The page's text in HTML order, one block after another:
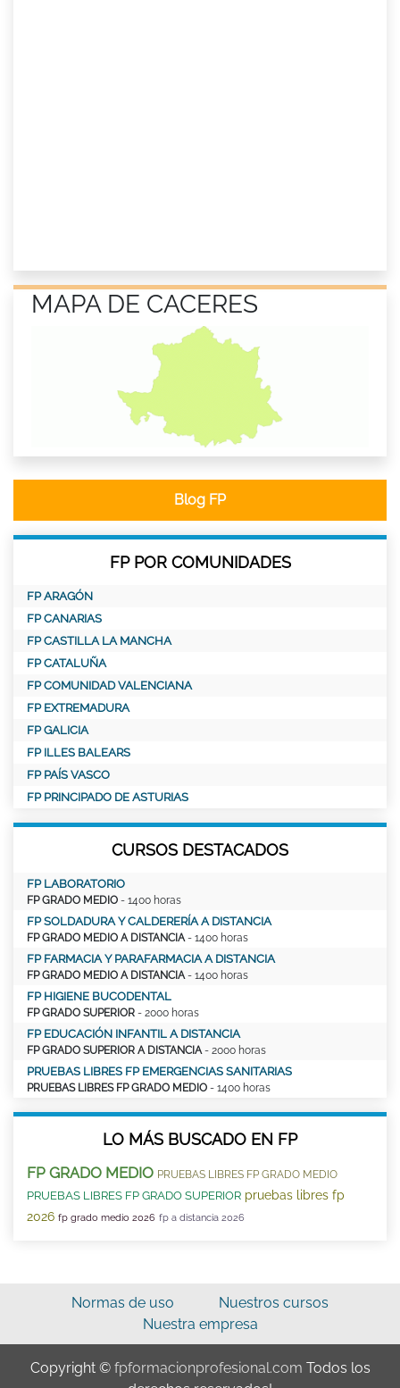
MAPA DE CACERES
Blog FP
FP POR COMUNIDADES
FP ARAGÓN
FP CANARIAS
FP CASTILLA LA MANCHA
FP CATALUÑA
FP COMUNIDAD VALENCIANA
FP EXTREMADURA
FP GALICIA
FP ILLES BALEARS
FP PAÍS VASCO
FP PRINCIPADO DE ASTURIAS
CURSOS DESTACADOS
FP LABORATORIO
FP GRADO MEDIO - 1400 horas
FP SOLDADURA Y CALDERERÍA A DISTANCIA
FP GRADO MEDIO A DISTANCIA - 1400 horas
FP FARMACIA Y PARAFARMACIA A DISTANCIA
FP GRADO MEDIO A DISTANCIA - 1400 horas
FP HIGIENE BUCODENTAL
FP GRADO SUPERIOR - 2000 horas
FP EDUCACIÓN INFANTIL A DISTANCIA
FP GRADO SUPERIOR A DISTANCIA - 2000 horas
PRUEBAS LIBRES FP EMERGENCIAS SANITARIAS
PRUEBAS LIBRES FP GRADO MEDIO - 1400 horas
LO MÁS BUSCADO EN FP
FP GRADO MEDIO PRUEBAS LIBRES FP GRADO MEDIO
PRUEBAS LIBRES FP GRADO SUPERIOR pruebas libres fp
2026 fp grado medio 2026 fp a distancia 2026
Normas de uso
Nuestros cursos
Nuestra empresa
Copyright © fpformacionprofesional.com Todos los